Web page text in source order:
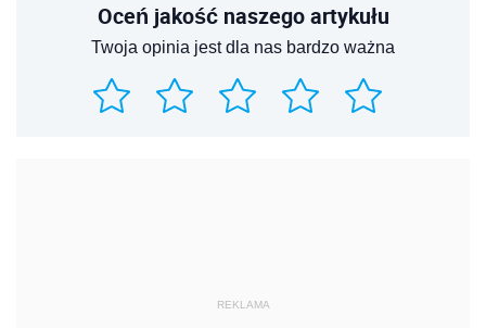
Oceń jakość naszego artykułu
Twoja opinia jest dla nas bardzo ważna
REKLAMA